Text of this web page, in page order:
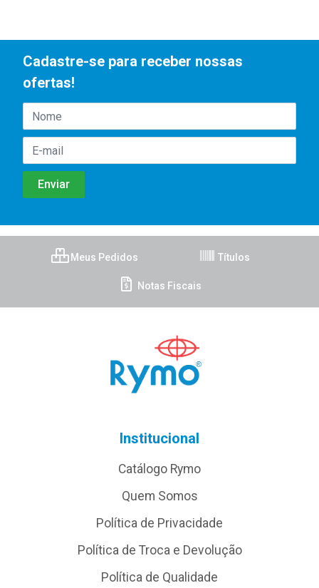
Cadastre-se para receber nossas
ofertas!
Meus Pedidos Títulos
Notas Fiscais
Institucional
Catálogo Rymo
Quem Somos
Política de Privacidade
Política de Troca e Devolução
Política de Qualidade